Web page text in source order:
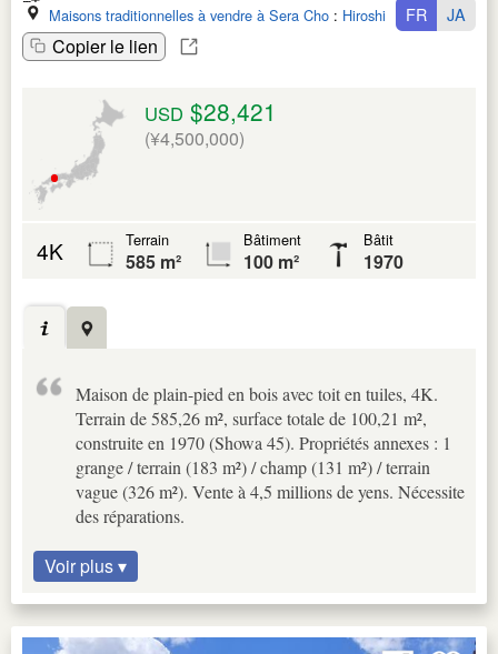
Maisons traditionnelles à vendre à Sera Cho : Hiroshima Ken
Copier le lien
FR JA
USD $28,421
(¥4,500,000)
4K Terrain
585 m²
Bâtiment
100 m²
Bâtit
1970
Maison de plain-pied en bois avec toit en tuiles, 4K.
Terrain de 585,26 m², surface totale de 100,21 m²,
construite en 1970 (Showa 45). Propriétés annexes : 1
grange / terrain (183 m²) / champ (131 m²) / terrain
vague (326 m²). Vente à 4,5 millions de yens. Nécessite
des réparations.
Voir plus ▾